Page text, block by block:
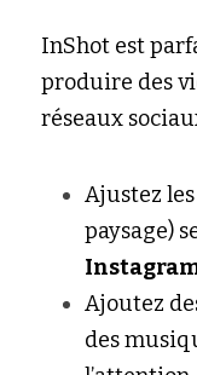
InShot est
produire des
réseaux
Ajustez
Ajoutez
des